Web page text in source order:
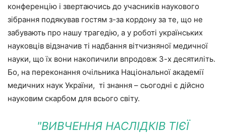
конференцію і звертаючись до учасників наукового
зібрання подякував гостям з-за кордону за те, що не
забувають про нашу трагедію, а у роботі українських
науковців відзначив ті надбання вітчизняної медичної
науки, що їх вони накопичили впродовж 3-х десятиліть.
Бо, на переконання очільника Національної академії
медичних наук України, ті знання – сьогодні є дійсно
науковим скарбом для всього світу.
"ВИВЧЕННЯ НАСЛІДКІВ ТІЄЇ